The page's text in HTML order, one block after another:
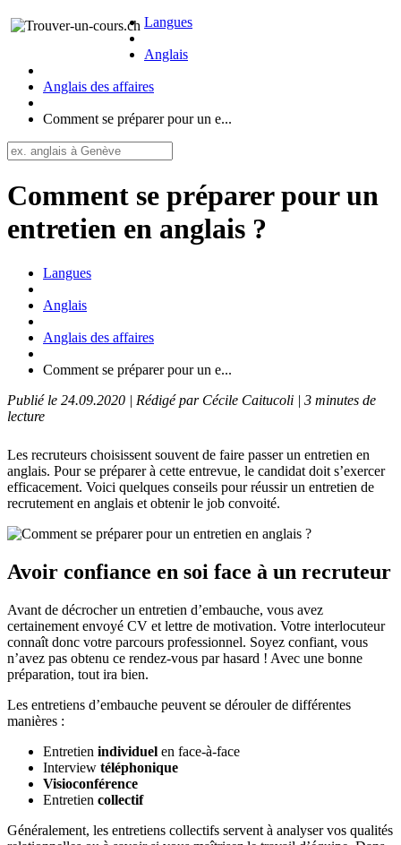
Langues
Anglais
Anglais des affaires
Comment se préparer pour un e...
Comment se préparer pour un
entretien en anglais ?
Langues
Anglais
Anglais des affaires
Comment se préparer pour un e...
Publié le 24.09.2020 | Rédigé par Cécile Caitucoli | 3 minutes de
lecture
Les recruteurs choisissent souvent de faire passer un entretien en
anglais. Pour se préparer à cette entrevue, le candidat doit s’exercer
efficacement. Voici quelques conseils pour réussir un entretien de
recrutement en anglais et obtenir le job convoité.
Avoir confiance en soi face à un recruteur
Avant de décrocher un entretien d’embauche, vous avez
certainement envoyé CV et lettre de motivation. Votre interlocuteur
connaît donc votre parcours professionnel. Soyez confiant, vous
n’avez pas obtenu ce rendez-vous par hasard ! Avec une bonne
préparation, tout ira bien.
Les entretiens d’embauche peuvent se dérouler de différentes
manières :
Entretien individuel en face-à-face
Interview téléphonique
Visioconférence
Entretien collectif
Généralement, les entretiens collectifs servent à analyser vos qualités